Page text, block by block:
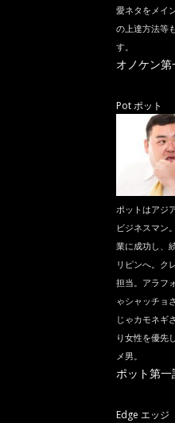
愛ネタをメイ
の上達方法等
す。
オノケン
Pot ポット
ポットはアジ
ビジネスマン
業に成功し、
リピンへ。ク
担当。アラフ
ゃシャッチョ
じゃカモネギ
り女性を優先
メ男。
ポット第一
Edge エッジ